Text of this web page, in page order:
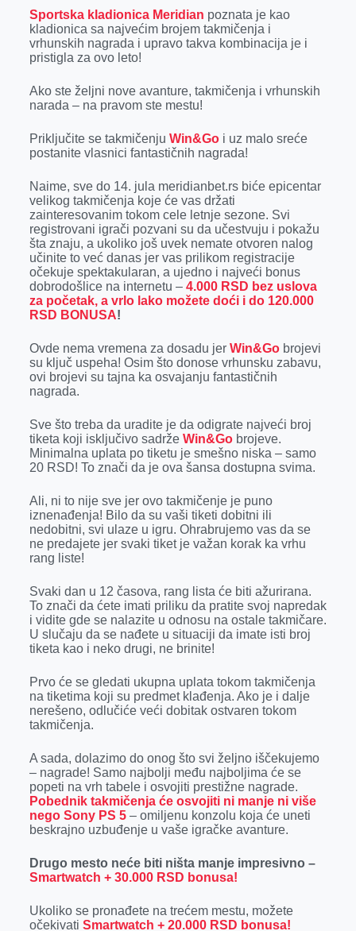
Sportska kladionica Meridian poznata je kao
kladionica sa najvećim brojem takmičenja i
vrhunskih nagrada i upravo takva kombinacija je i
pristigla za ovo leto!
Ako ste željni nove avanture, takmičenja i vrhunskih
narada – na pravom ste mestu!
Priključite se takmičenju Win&Goi uz malo sreće
postanite vlasnici fantastičnih nagrada!
Naime, sve do 14. jula meridianbet.rs biće epicentar
velikog takmičenja koje će vas držati
zainteresovanim tokom cele letnje sezone. Svi
registrovani igrači pozvani su da učestvuju i pokažu
šta znaju, a ukoliko još uvek nemate otvoren nalog
učinite to već danas jer vas prilikom registracije
očekuje spektakularan, a ujedno i najveći bonus
dobrodošlice na internetu – 4.000 RSD bez uslova
za početak, a vrlo lako možete doći i do 120.000
RSD BONUSA!
Ovde nema vremena za dosadu jer Win&Gobrojevi
su ključ uspeha! Osim što donose vrhunsku zabavu,
ovi brojevi su tajna ka osvajanju fantastičnih
nagrada.
Sve što treba da uradite je da odigrate najveći broj
tiketa koji isključivo sadrže Win&Gobrojeve.
Minimalna uplata po tiketu je smešno niska – samo
20 RSD! To znači da je ova šansa dostupna svima.
Ali, ni to nije sve jer ovo takmičenje je puno
iznenađenja! Bilo da su vaši tiketi dobitni ili
nedobitni, svi ulaze u igru. Ohrabrujemo vas da se
ne predajete jer svaki tiket je važan korak ka vrhu
rang liste!
Svaki dan u 12 časova, rang lista će biti ažurirana.
To znači da ćete imati priliku da pratite svoj napredak
i vidite gde se nalazite u odnosu na ostale takmičare.
U slučaju da se nađete u situaciji da imate isti broj
tiketa kao i neko drugi, ne brinite!
Prvo će se gledati ukupna uplata tokom takmičenja
na tiketima koji su predmet klađenja. Ako je i dalje
nerešeno, odlučiće veći dobitak ostvaren tokom
takmičenja.
A sada, dolazimo do onog što svi željno iščekujemo
– nagrade! Samo najbolji među najboljima će se
popeti na vrh tabele i osvojiti prestižne nagrade.
Pobednik takmičenja će osvojiti ni manje ni više
nego Sony PS 5– omiljenu konzolu koja će uneti
beskrajno uzbuđenje u vaše igračke avanture.
Drugo mesto neće biti ništa manje impresivno –
Smartwatch + 30.000 RSD bonusa!
Ukoliko se pronađete na trećem mestu, možete
očekivati Smartwatch + 20.000 RSD bonusa!